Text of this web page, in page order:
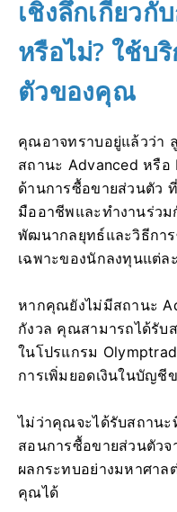
เชิงลึกเกี่ยว
หรือไม่? ใช้บ
ตัวของคุณ
คุณอาจทราบอยู่แล้วว่า
สถานะ Advanced หรือ
ด้านการซื้อขายส่วนตัว
มืออาชีพและทำงานร่ว
พัฒนากลยุทธ์และวิธีกา
เฉพาะของนักลงทุนแต่ล
หากคุณยังไม่มีสถานะ
กังวล คุณสามารถได้รับ
ในโปรแกรม
การเพิ่มยอดเงินในบัญชี
ไม่ว่าคุณจะได้รับสถาน
สอนการซื้อขายส่วนตัวจ
ผลกระทบอย่างมหาศา
คุณได้